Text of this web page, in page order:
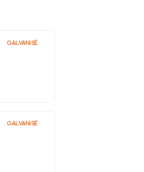
GALVANISÉ
GALVANISÉ